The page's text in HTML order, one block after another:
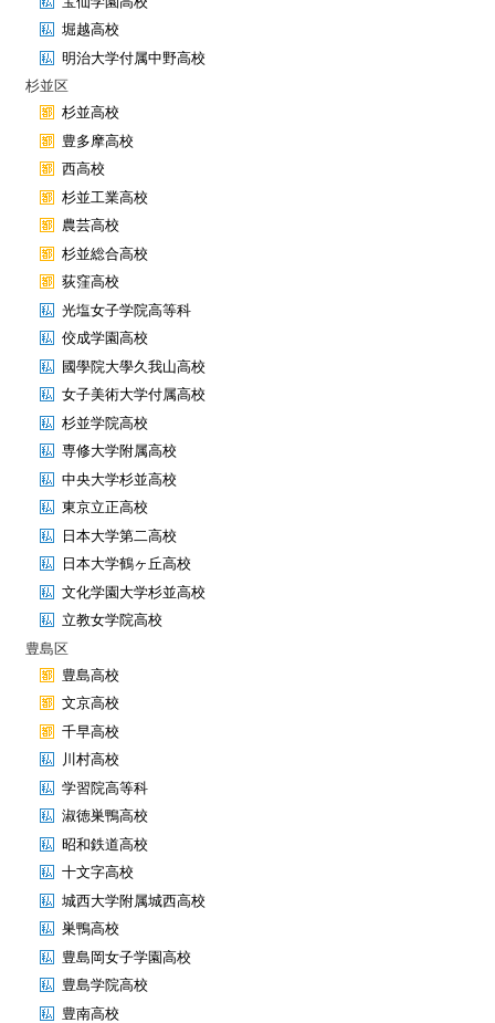
堀越高校
明治大学付属中野高校
杉並区
杉並高校
豊多摩高校
西高校
杉並工業高校
農芸高校
杉並総合高校
荻窪高校
光塩女子学院高等科
佼成学園高校
國學院大學久我山高校
女子美術大学付属高校
杉並学院高校
専修大学附属高校
中央大学杉並高校
東京立正高校
日本大学第二高校
日本大学鶴ヶ丘高校
文化学園大学杉並高校
立教女学院高校
豊島区
豊島高校
文京高校
千早高校
川村高校
学習院高等科
淑徳巣鴨高校
昭和鉄道高校
十文字高校
城西大学附属城西高校
巣鴨高校
豊島岡女子学園高校
豊島学院高校
豊南高校